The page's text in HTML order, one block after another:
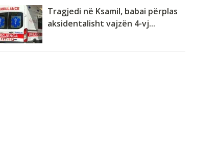
Tragjedi në Ksamil, babai përplas
aksidentalisht vajzën 4-vj...